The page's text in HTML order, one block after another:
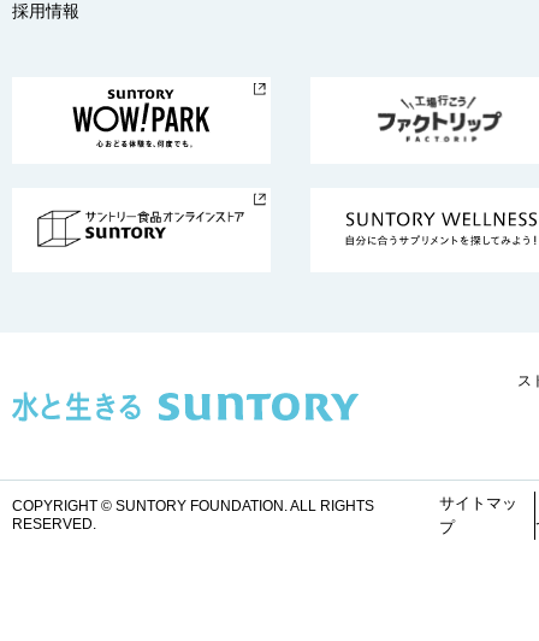
採用情報
ス
COPYRIGHT © SUNTORY FOUNDATION.ALL RIGHTS
RESERVED.
サイトマッ
プ